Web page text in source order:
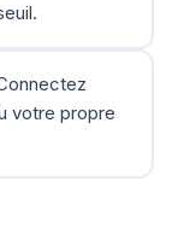
votre propre